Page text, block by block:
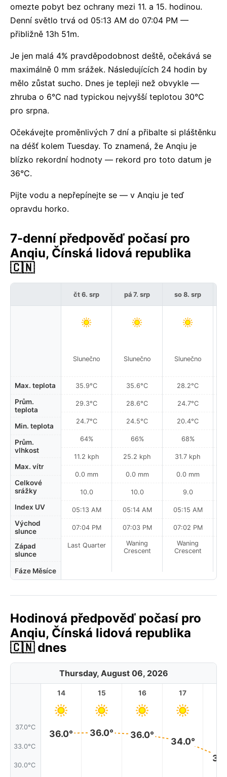
omezte pobyt bez ochrany mezi 11. a 15. hodinou.
Denní světlo trvá od 05:13 AM do 07:04 PM —
přibližně 13h 51m.
Je jen malá 4% pravděpodobnost deště, očekává se
maximálně 0 mm srážek. Následujících 24 hodin by
mělo zůstat sucho. Dnes je tepleji než obvykle —
zhruba o 6°C nad typickou nejvyšší teplotou 30°C
pro srpna.
Očekávejte proměnlivých 7 dní a přibalte si pláštěnku
na déšť kolem Tuesday. To znamená, že Anqiu je
blízko rekordní hodnoty — rekord pro toto datum je
36°C.
Pijte vodu a nepřepínejte se — v Anqiu je teď
opravdu horko.
7-denní předpověď počasí pro
Anqiu, Čínská lidová republika
🇨🇳
Max. teplota
Prům.
teplota
Min. teplota
Prům.
vlhkost
Max. vítr
Celkové
srážky
Index UV
Východ
slunce
Západ
slunce
Fáze Měsíce
čt 6. srp
Slunečno
35.9°C
29.3°C
24.7°C
64%
11.2 kph
0.0 mm
10.0
05:13 AM
07:04 PM
Last Quarter
pá 7. srp
Slunečno
35.6°C
28.6°C
24.5°C
66%
25.2 kph
0.0 mm
10.0
05:14 AM
07:03 PM
Waning
Crescent
so 8. srp
Slunečno
28.2°C
24.7°C
20.4°C
68%
31.7 kph
0.0 mm
9.0
05:15 AM
07:02 PM
Waning
Crescent
Hodinová předpověď počasí pro
Anqiu, Čínská lidová republika
🇨🇳 dnes
Thursday, August 06, 2026
37.0°C
33.0°C
30.0°C
14
36.0°
15
36.0°
16
36.0°
17
34.0°